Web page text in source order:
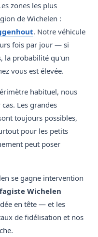
zones les plus
de Wichelen :
. Notre véhicule
fois par jour — si
la probabilité qu'un
vous est élevée.
habituel, nous
Les grandes
toujours possibles,
pour les petits
peut poser
se gagne intervention
Wichelen
en tête — et les
de fidélisation et nos